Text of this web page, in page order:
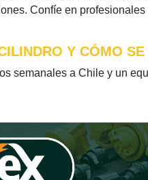
Confíe en
Y CÓMO
semanales a Chile y un